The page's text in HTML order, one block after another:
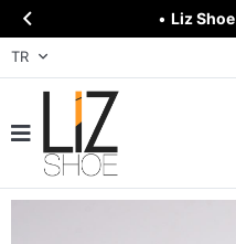
 • Liz Shoe
TR